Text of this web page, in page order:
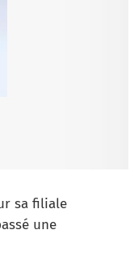
sa filiale
une